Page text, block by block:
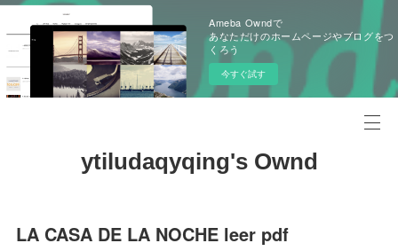
Ameba Owndで
あなただけのホームページやブログをつ
くろう
今すぐ試す
ytiludaqyqing's Ownd
LA CASA DE LA NOCHE leer pdf